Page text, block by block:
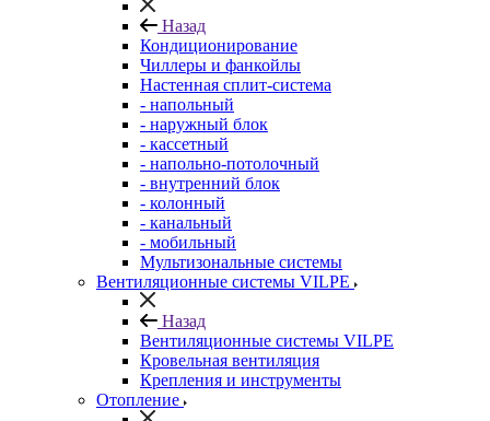
Назад
Кондиционирование
Чиллеры и фанкойлы
Настенная сплит-система
- напольный
- наружный блок
- кассетный
- напольно-потолочный
- внутренний блок
- колонный
- канальный
- мобильный
Мультизональные системы
Вентиляционные системы VILPE
Назад
Вентиляционные системы VILPE
Кровельная вентиляция
Крепления и инструменты
Отопление